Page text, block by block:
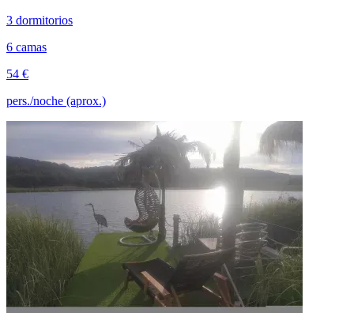
3 dormitorios
6 camas
54 €
pers./noche (aprox.)